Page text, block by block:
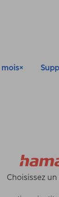
mois
Choisissez un